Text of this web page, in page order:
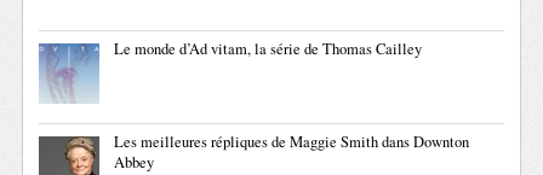
Le monde d’Ad vitam, la série de Thomas Cailley
Les meilleures répliques de Maggie Smith dans Downton
Abbey